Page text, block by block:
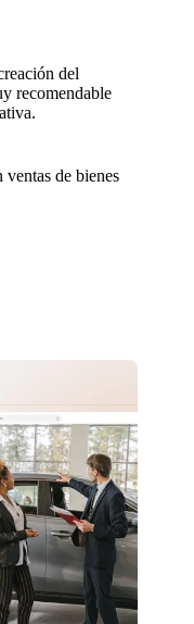
del
recomendable
ventas de bienes